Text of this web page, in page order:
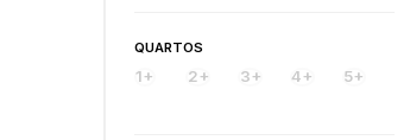
QUARTOS
1+ 2+ 3+ 4+ 5+